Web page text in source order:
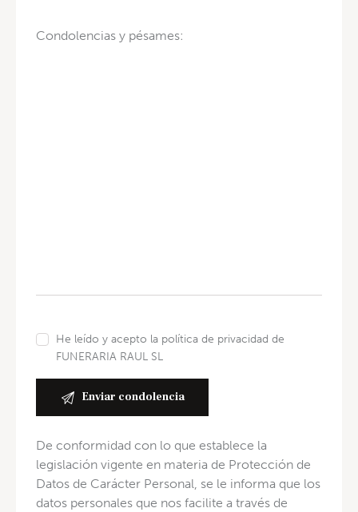
Condolencias y pésames:
He leído y acepto la política de privacidad de
FUNERARIA RAUL SL
De conformidad con lo que establece la
legislación vigente en materia de Protección de
Datos de Carácter Personal, se le informa que los
datos personales que nos facilite a través de